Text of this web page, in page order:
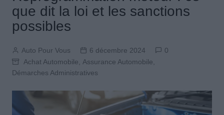
que dit la loi et les sanctions
possibles
Auto Pour Vous 6 décembre 2024
0
Achat Automobile, Assurance Automobile,
Démarches Administratives